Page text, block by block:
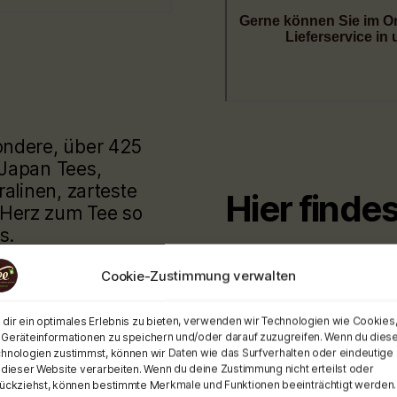
Cookie-Zustimmung verwalten
dir ein optimales Erlebnis zu bieten, verwenden wir Technologien wie Cookies,
Geräteinformationen zu speichern und/oder darauf zuzugreifen. Wenn du
zustimmst, können wir Daten wie das Surfverhalten oder eindeutige
dieser Website verarbeiten. Wenn du deine Zustimmung nicht erteilst oder
können bestimmte Merkmale und Funktionen beeinträchtigt werden.
über 425
Tees,
zarteste
zum Tee so
Eistee im
wieder
Hier